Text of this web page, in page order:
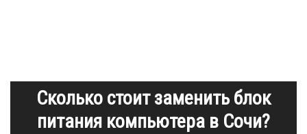
Сколько стоит заменить блок
питания компьютера в Сочи?